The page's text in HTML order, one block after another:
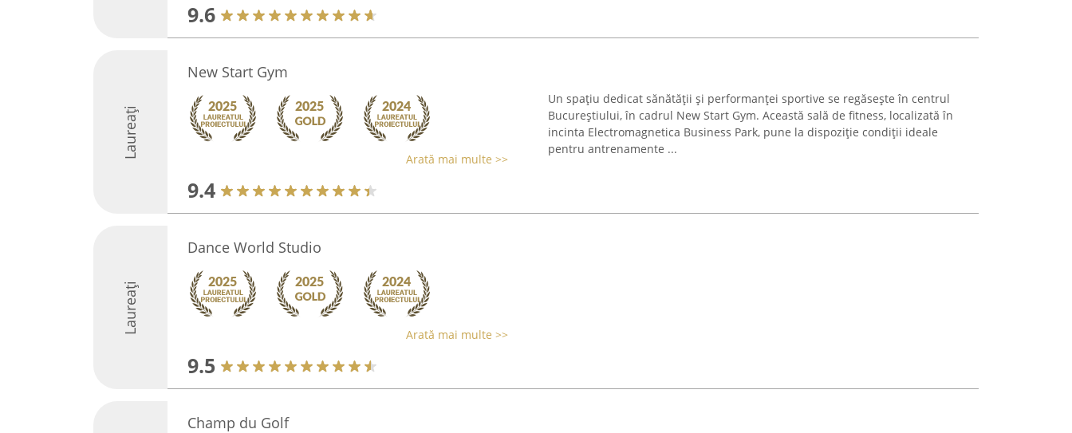
9.6
Laureați
New Start Gym
Arată mai multe >>
9.4
Un spațiu dedicat sănătății și performanței sportive se regăsește în centrul
Bucureștiului, în cadrul New Start Gym. Această sală de fitness, localizată în
incinta Electromagnetica Business Park, pune la dispoziție condiții ideale
pentru antrenamente ...
Laureați
Dance World Studio
Arată mai multe >>
9.5
Champ du Golf